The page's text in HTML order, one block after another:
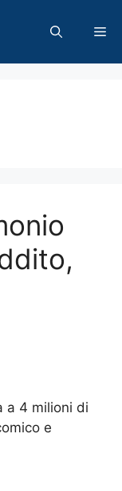
a 4 milioni di
e